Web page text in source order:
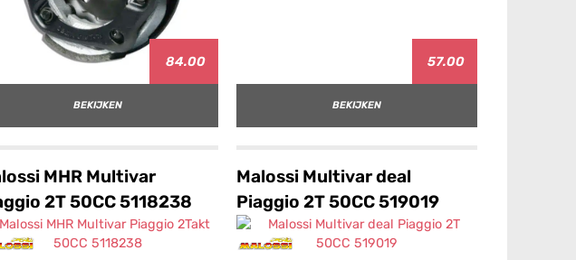
84.00
BEKIJKEN
57.00
BEKIJKEN
MHR Multivar
2T 50CC 5118238
Malossi Multivar deal
Piaggio 2T 50CC 519019